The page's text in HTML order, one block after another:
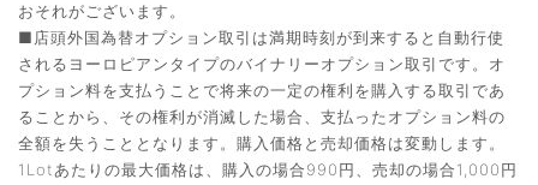
おそれがございます。
■店頭外国為替オプション取引は満期時刻が到来すると自動行使
されるヨーロピアンタイプのバイナリーオプション取引です。オ
プション料を支払うことで将来の一定の権利を購入する取引であ
ることから、その権利が消滅した場合、支払ったオプション料の
全額を失うこととなります。購入価格と売却価格は変動します。
1Lotあたりの最大価格は、購入の場合990円、売却の場合1,000円